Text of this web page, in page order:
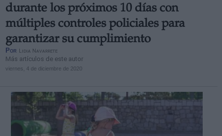
durante los próximos 10 días con
múltiples controles policiales para
garantizar su cumplimiento
Por Lidia Navarrete
Más artículos de este autor
viernes, 4 de diciembre de 2020